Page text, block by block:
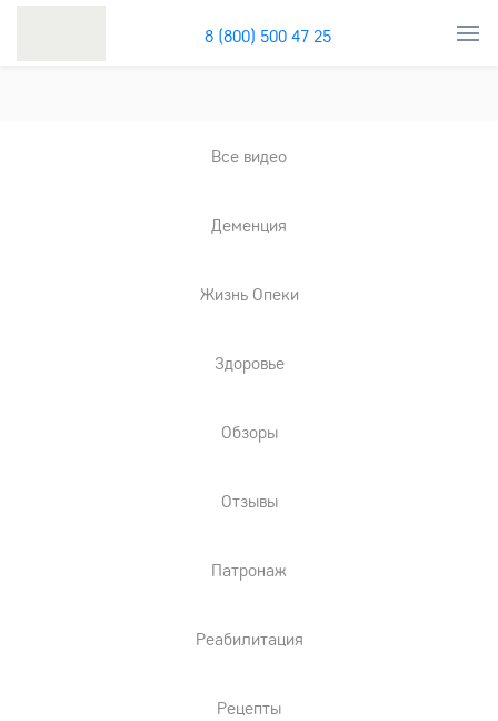
8 (800) 500 47 25
Все видео
Деменция
Жизнь Опеки
Здоровье
Обзоры
Отзывы
Патронаж
Реабилитация
Рецепты